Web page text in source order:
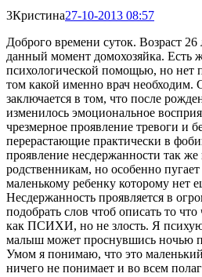
3Кристина27-10-2013 08:57
Доброго времени суток. Возраст 26
данный момент домохозяйка. Есть
психологической помощью, но нет
том какой именно врач необходим.
заключается в том, что после
изменилось эмоциональное
чрезмерное проявление тревоги и
перерастающие практически в
проявление несдержанности так
родственникам, но особенно
маленькому ребенку которому нет
Несдержанность проявляется в
подобрать слов чтоб описать то
как ПСИХИ, но не злость. Я
малыш может проснувшись ночью
Умом я понимаю, что это
ничего не понимает и во всем